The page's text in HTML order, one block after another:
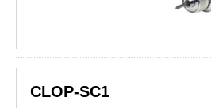
CLOP-SC1